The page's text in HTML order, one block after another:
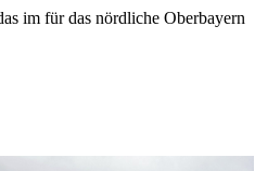
im für das nördliche Oberbayern